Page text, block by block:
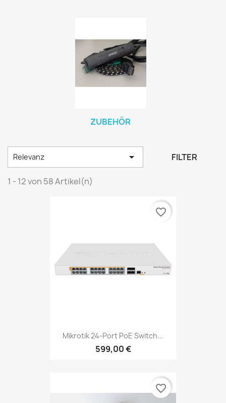
ZUBEHÖR
Relevanz  FILTER
1 - 12 von 58 Artikel(n)
Mikrotik 24-Port PoE Switch...
599,00 €
favorite_border
favorite_border